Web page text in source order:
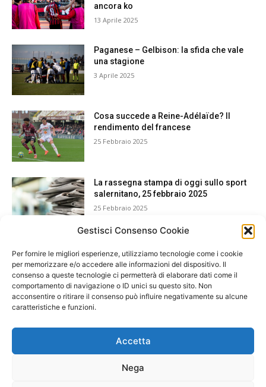
Gestisci Consenso Cookie
Per fornire le migliori esperienze, utilizziamo tecnologie come i cookie
per memorizzare e/o accedere alle informazioni del dispositivo. Il
consenso a queste tecnologie ci permetterà di elaborare dati come il
comportamento di navigazione o ID unici su questo sito. Non
acconsentire o ritirare il consenso può influire negativamente su alcune
caratteristiche e funzioni.
Accetta
Nega
ancora ko
13 Aprile 2025
Paganese – Gelbison: la sfida che vale
una stagione
3 Aprile 2025
Cosa succede a Reine-Adélaïde? Il
rendimento del francese
25 Febbraio 2025
La rassegna stampa di oggi sullo sport
salernitano, 25 febbraio 2025
25 Febbraio 2025